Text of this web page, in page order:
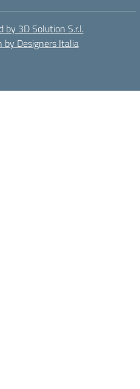
by 3D Solution S.r.l.
by Designers Italia